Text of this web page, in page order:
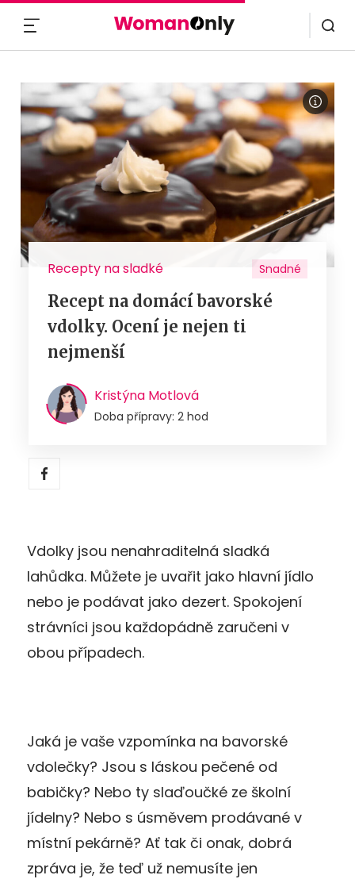
Recepty na sladké Snadné
Recept na domácí bavorské
vdolky. Ocení je nejen ti
nejmenší
Kristýna Motlová
Doba přípravy: 2 hod
Vdolky jsou nenahraditelná sladká
lahůdka. Můžete je uvařit jako hlavní jídlo
nebo je podávat jako dezert. Spokojení
strávníci jsou každopádně zaručeni v
obou případech.
Jaká je vaše vzpomínka na bavorské
vdolečky? Jsou s láskou pečené od
babičky? Nebo ty slaďoučké ze školní
jídelny? Nebo s úsměvem prodávané v
místní pekárně? Ať tak či onak, dobrá
zpráva je, že teď už nemusíte jen